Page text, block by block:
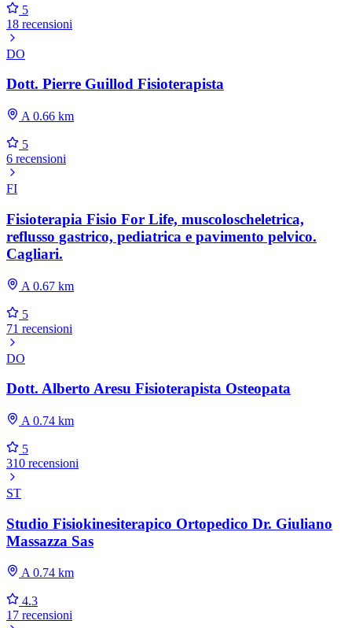
5
18 recensioni
DO
Dott. Pierre Guillod Fisioterapista
A 0.66 km
5
6 recensioni
FI
Fisioterapia Fisio For Life, muscoloscheletrica,
reflusso gastrico, pediatrica e pavimento pelvico.
Cagliari.
A 0.67 km
5
71 recensioni
DO
Dott. Alberto Aresu Fisioterapista Osteopata
A 0.74 km
5
310 recensioni
ST
Studio Fisiokinesiterapico Ortopedico Dr. Giuliano
Massazza Sas
A 0.74 km
4.3
17 recensioni